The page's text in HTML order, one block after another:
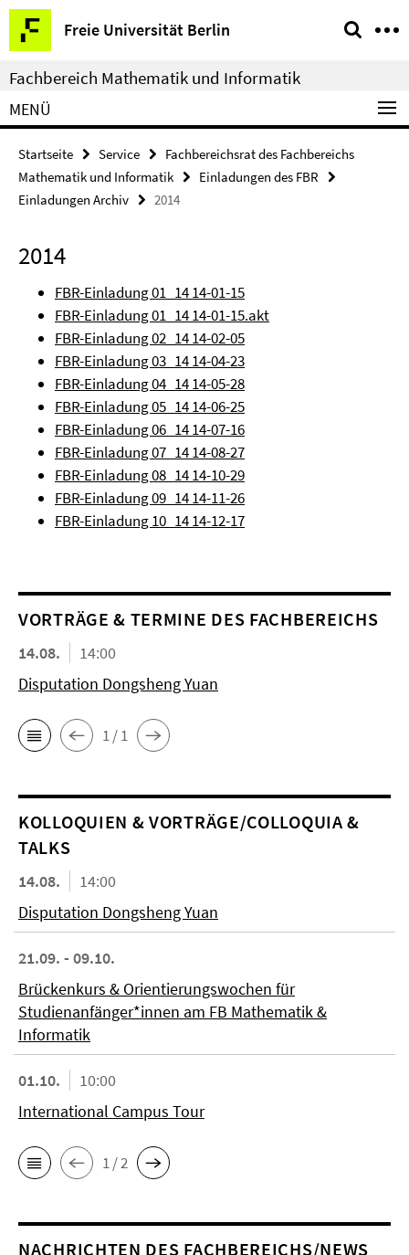
Springe
direkt
zu
Inhalt
Freie Universität Berlin
Service-
Navigation
Fachbereich Mathematik und Informatik
MENÜ
Startseite Service
Fachbereichsrat des Fachbereichs
Mathematik und Informatik
Einladungen des FBR
Einladungen Archiv
2014
2014
FBR-Einladung 01_14 14-01-15
FBR-Einladung 01_14 14-01-15.akt
FBR-Einladung 02_14 14-02-05
FBR-Einladung 03_14 14-04-23
FBR-Einladung 04_14 14-05-28
FBR-Einladung 05_14 14-06-25
FBR-Einladung 06_14 14-07-16
FBR-Einladung 07_14 14-08-27
FBR-Einladung 08_14 14-10-29
FBR-Einladung 09_14 14-11-26
FBR-Einladung 10_14 14-12-17
VORTRÄGE & TERMINE DES FACHBEREICHS
14.08.
14:00
Disputation Dongsheng Yuan
1 / 1
KOL­LO­QUIEN & VORTRÄGE/COLLOQUIA &
TALKS
14.08.
14:00
Disputation Dongsheng Yuan
21.09. - 09.10.
Brückenkurs & Orientierungswochen für
Studienanfänger*innen am FB Mathematik &
Informatik
01.10.
10:00
International Campus Tour
1 / 2
NACHRICHTEN DES FACHBEREICHS/NEWS